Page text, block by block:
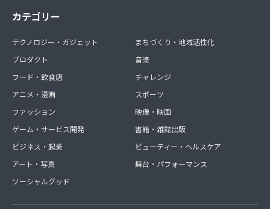
カテゴリー
テクノロジー・ガジェット
プロダクト
フード・飲食店
アニメ・漫画
ファッション
ゲーム・サービス開発
ビジネス・起業
アート・写真
ソーシャルグッド
まちづくり・地域活性化
音楽
チャレンジ
スポーツ
映像・映画
書籍・雑誌出版
ビューティー・ヘルスケア
舞台・パフォーマンス